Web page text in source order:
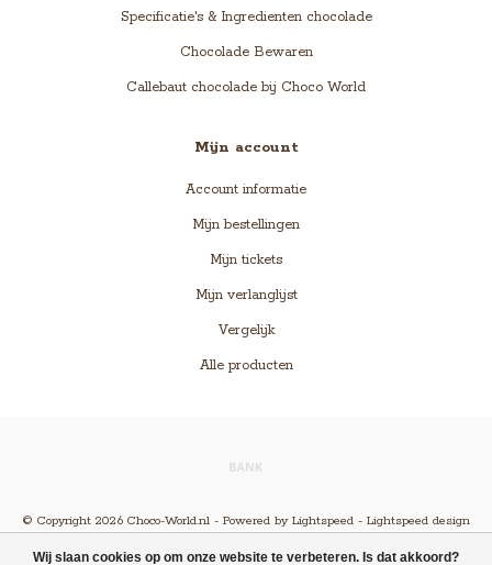
Wij slaan cookies op om onze website te verbeteren. Is dat akkoord?
Specificatie's & Ingredienten chocolade
Chocolade Bewaren
Callebaut chocolade bij Choco World
Mijn account
Account informatie
Mijn bestellingen
Mijn tickets
Mijn verlanglijst
Vergelijk
Alle producten
© Copyright 2026 Choco-World.nl - Powered by Lightspeed- Lightspeed design
by Dyvelopment